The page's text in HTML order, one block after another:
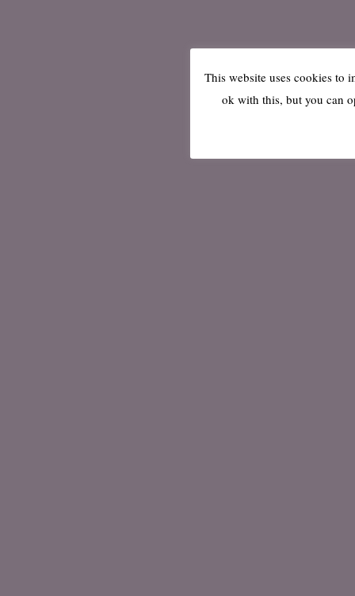
This website uses cookies to
ok with this, but you can